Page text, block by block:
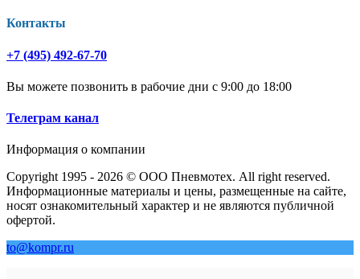
Контакты
+7 (495) 492-67-70
Вы можете позвонить в рабочие дни с 9:00 до 18:00
Телеграм канал
Информация о компании
Copyright 1995 - 2026 © ООО Пневмотех. All right reserved.
Информационные материалы и цены, размещенные на сайте,
носят ознакомительный характер и не являются публичной
офертой.
to@kompr.ru